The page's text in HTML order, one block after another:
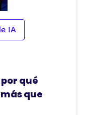
IA
qué
que